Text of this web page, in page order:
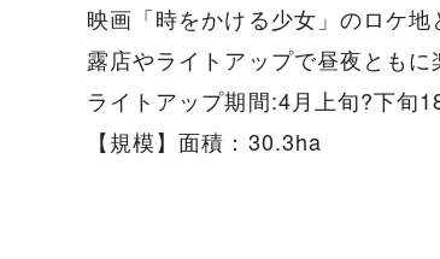
映画「時をかける少女」のロケ地
露店やライトアップで昼夜ともに
ライトアップ期間:4月上旬?下旬
【規模】面積：30.3ha